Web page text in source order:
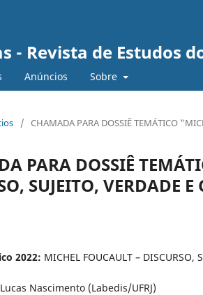
- Revista de Estudos
Anúncios Sobre
/ CHAMADA PARA DOSSIÊ TEMÁTICO
PARA DOSSIÊ
SUJEITO, VERDADE
2022: MICHEL FOUCAULT – DISCURSO,
Nascimento (Labedis/UFRJ)